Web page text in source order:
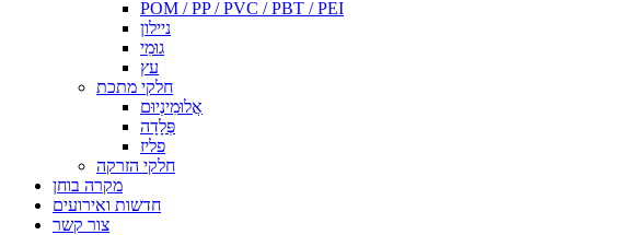
POM / PP / PVC / PBT / PEI
ניילון
גוּמִי
עץ
חלקי מתכת
אֲלוּמִינְיוּם
פְּלָדָה
פליז
חלקי הזרקה
מקרה בוחן
חדשות ואירועים
צור קשר